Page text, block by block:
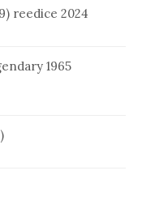
reedice 2024
1965